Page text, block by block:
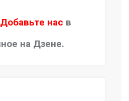
Добавьте нас в
на Дзене.